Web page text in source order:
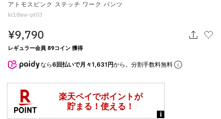
アトモスピンク ステッチ ワーク パンツ
kr18aw-pt03
¥9,790
レギュラー会員 89コイン 獲得
なら6回払いで月々1,631円から。分割手数料無料